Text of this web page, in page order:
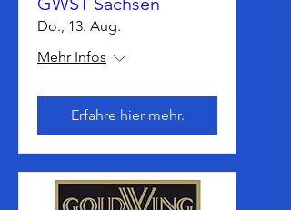
Do., 13. Aug.
Mehr Infos
Erfahre hier mehr.